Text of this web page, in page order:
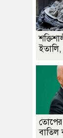
বাতিল